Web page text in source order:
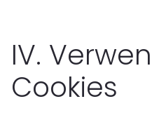
IV.
Cookies